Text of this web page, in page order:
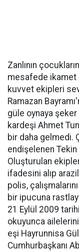
Zanlının
mesafede ikamet
kuvvet ekipleri
Ramazan
güle oynaya şeker
kardeşi Ahmet
bir daha gelmedi.
endişelenen
Oluşturulan
ifadesini alıp
polis,
bir ipucuna
21 Eylül 2009
okuyunca
eşi Hayrunnisa
Cumhurbaşkanı